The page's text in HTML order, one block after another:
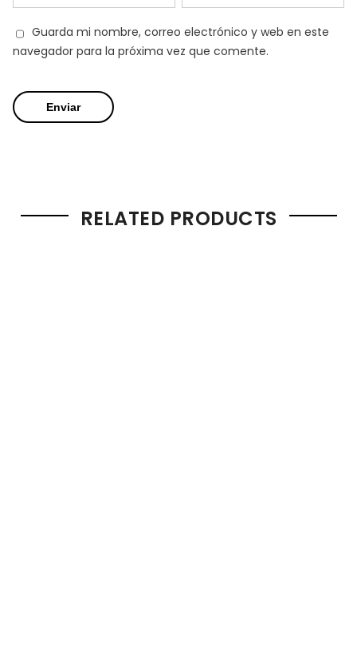
Guarda mi nombre, correo electrónico y web en este
navegador para la próxima vez que comente.
RELATED PRODUCTS